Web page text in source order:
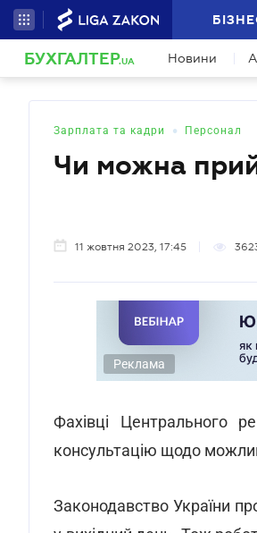
БУХГАЛТЕР.UA Новини
Зарплата та кадри • Персонал
Чи можна
11 жовтня 2023, 17:45
Реклама
Фахівці Центрального
консультацію щодо
Законодавство України